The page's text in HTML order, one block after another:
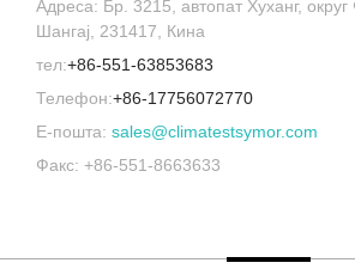
Адреса: Бр. 3215, автопат Хуханг, округ
Шангај, 231417, Кина
тел:+86-551-63853683
Телефон:+86-17756072770
Е-пошта: sales@climatestsymor.com
Факс: +86-551-8663633